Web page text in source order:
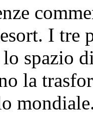
I tre
spazio
la